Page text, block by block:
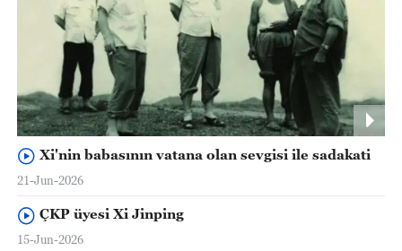
Xi'nin babasının vatana olan sevgisi ile sadakati
21-Jun-2026
ÇKP üyesi Xi Jinping
15-Jun-2026